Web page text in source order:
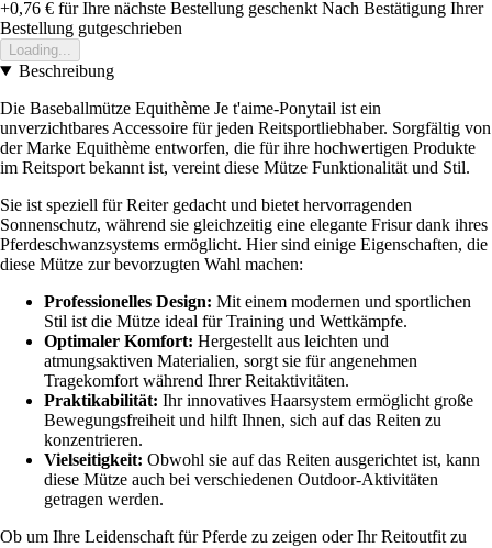
+0,76 € für Ihre nächste Bestellung geschenkt Nach Bestätigung Ihrer
Bestellung gutgeschrieben
Loading...
Beschreibung
Die Baseballmütze Equithème Je t'aime-Ponytail ist ein
unverzichtbares Accessoire für jeden Reitsportliebhaber. Sorgfältig von
der Marke Equithème entworfen, die für ihre hochwertigen Produkte
im Reitsport bekannt ist, vereint diese Mütze Funktionalität und Stil.
Sie ist speziell für Reiter gedacht und bietet hervorragenden
Sonnenschutz, während sie gleichzeitig eine elegante Frisur dank ihres
Pferdeschwanzsystems ermöglicht. Hier sind einige Eigenschaften, die
diese Mütze zur bevorzugten Wahl machen:
Professionelles Design: Mit einem modernen und sportlichen
Stil ist die Mütze ideal für Training und Wettkämpfe.
Optimaler Komfort: Hergestellt aus leichten und
atmungsaktiven Materialien, sorgt sie für angenehmen
Tragekomfort während Ihrer Reitaktivitäten.
Praktikabilität: Ihr innovatives Haarsystem ermöglicht große
Bewegungsfreiheit und hilft Ihnen, sich auf das Reiten zu
konzentrieren.
Vielseitigkeit: Obwohl sie auf das Reiten ausgerichtet ist, kann
diese Mütze auch bei verschiedenen Outdoor-Aktivitäten
getragen werden.
Ob um Ihre Leidenschaft für Pferde zu zeigen oder Ihr Reitoutfit zu